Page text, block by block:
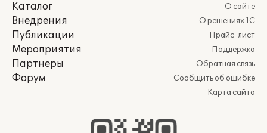
Каталог
Внедрения
Публикации
Мероприятия
Партнеры
Форум
О сайте
О решениях 1С
Прайс-лист
Поддержка
Обратная связь
Сообщить об ошибке
Карта сайта